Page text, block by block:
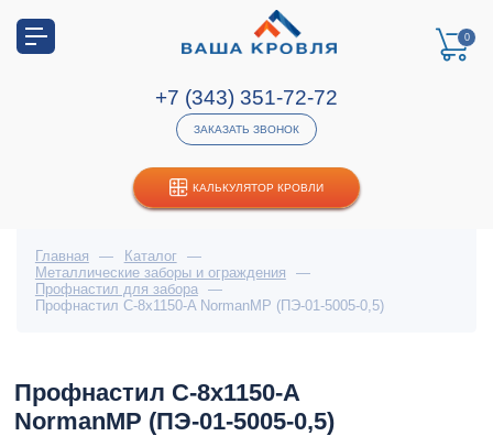
КАЛЬКУЛЯТОР КРОВЛИ
0
+7 (343) 351-72-72
ЗАКАЗАТЬ ЗВОНОК
Главная — Каталог
—
Металлические заборы и ограждения
—
Профнастил для забора
—
Профнастил С-8x1150-A NormanMP (ПЭ-01-5005-0,5)
Профнастил С-8x1150-A
NormanMP (ПЭ-01-5005-0,5)